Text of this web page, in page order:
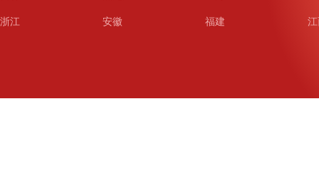
浙江 安徽 福建